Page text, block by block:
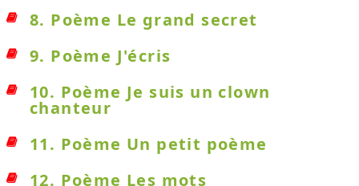
8. Poème Le grand secret
9. Poème J'écris
10. Poème Je suis un clown
chanteur
11. Poème Un petit poème
12. Poème Les mots